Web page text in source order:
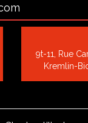
9t-11, Rue
Kremlin-